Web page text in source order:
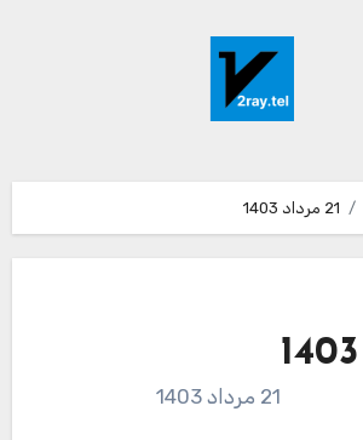
21 مرداد 1403
21 مرداد 1403